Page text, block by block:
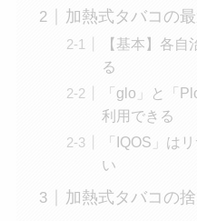
加熱式タバコの
【基本】各
る
「glo」と「
利用できる
「IQOS」は
い
加熱式タバコの